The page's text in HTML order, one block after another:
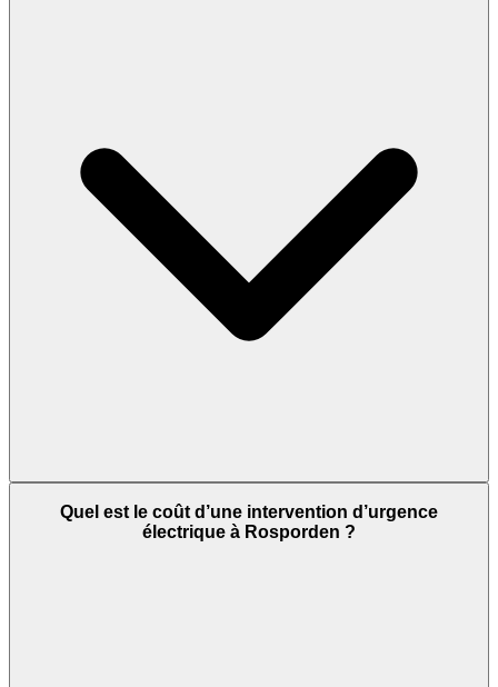
Quel est le coût d’une intervention d’urgence
électrique à Rosporden ?